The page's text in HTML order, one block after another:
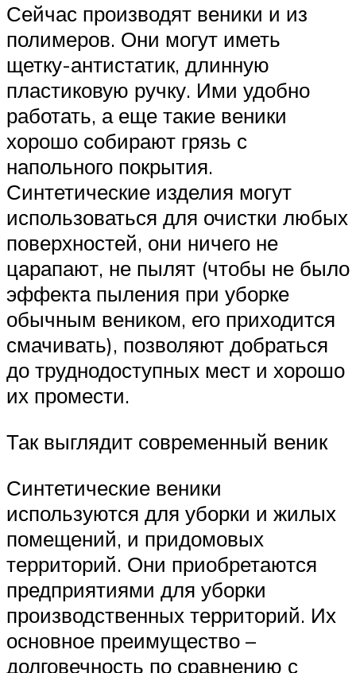
Сейчас производят веники и из
полимеров. Они могут иметь
щетку-антистатик, длинную
пластиковую ручку. Ими удобно
работать, а еще такие веники
хорошо собирают грязь с
напольного покрытия.
Синтетические изделия могут
использоваться для очистки любых
поверхностей, они ничего не
царапают, не пылят (чтобы не было
эффекта пыления при уборке
обычным веником, его приходится
смачивать), позволяют добраться
до труднодоступных мест и хорошо
их промести.
Так выглядит современный веник
Синтетические веники
используются для уборки и жилых
помещений, и придомовых
территорий. Они приобретаются
предприятиями для уборки
производственных территорий. Их
основное преимущество –
долговечность по сравнению с